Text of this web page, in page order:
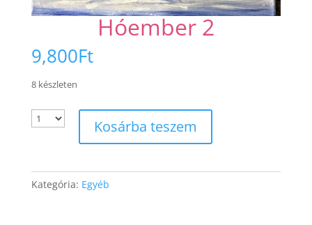
Hóember 2
9,800Ft
8 készleten
Kosárba teszem
Kategória: Egyéb